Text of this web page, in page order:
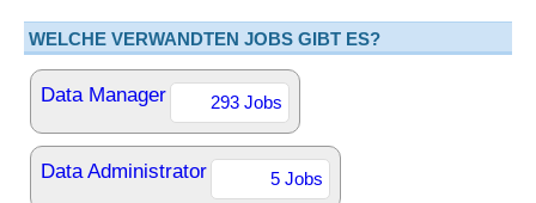
WELCHE VERWANDTEN JOBS GIBT ES?
Data Manager 293 Jobs
Data Administrator 5 Jobs